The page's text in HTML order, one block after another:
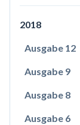
2018
Ausgabe 12
Ausgabe 9
Ausgabe 8
Ausgabe 6